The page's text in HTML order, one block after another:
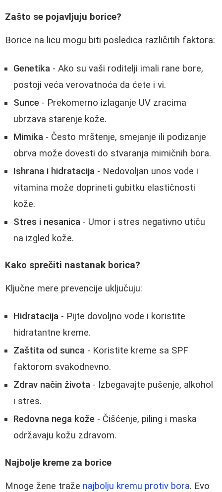
Zašto se pojavljuju borice?
Borice na licu mogu biti posledica različitih faktora:
Genetika - Ako su vaši roditelji imali rane bore,
postoji veća verovatnoća da ćete i vi.
Sunce - Prekomerno izlaganje UV zracima
ubrzava starenje kože.
Mimika - Često mrštenje, smejanje ili podizanje
obrva može dovesti do stvaranja mimičnih bora.
Ishrana i hidratacija - Nedovoljan unos vode i
vitamina može doprineti gubitku elastičnosti
kože.
Stres i nesanica - Umor i stres negativno utiču
na izgled kože.
Kako sprečiti nastanak borica?
Ključne mere prevencije uključuju:
Hidratacija - Pijte dovoljno vode i koristite
hidratantne kreme.
Zaštita od sunca - Koristite kreme sa SPF
faktorom svakodnevno.
Zdrav način života - Izbegavajte pušenje, alkohol
i stres.
Redovna nega kože - Čišćenje, piling i maska
održavaju kožu zdravom.
Najbolje kreme za borice
Mnoge žene traže najbolju kremu protiv bora. Evo